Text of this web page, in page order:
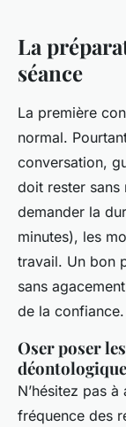
La
séance
La première
normal.
conversation,
doit rester sans
demander la
minutes), les
travail. Un bon
sans
de la confiance.
Oser poser
N’hésitez pas
fréquence des